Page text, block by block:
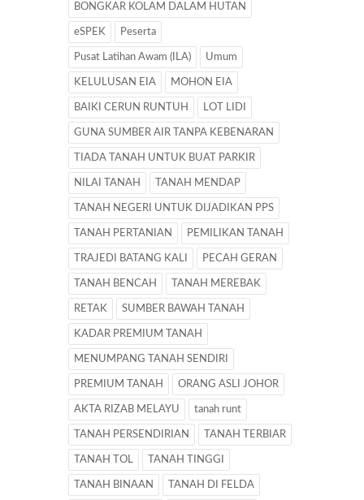
BONGKAR KOLAM DALAM HUTAN
eSPEK Peserta
Pusat Latihan Awam (ILA) Umum
KELULUSAN EIA MOHON EIA
BAIKI CERUN RUNTUH LOT LIDI
GUNA SUMBER AIR TANPA KEBENARAN
TIADA TANAH UNTUK BUAT PARKIR
NILAI TANAH TANAH MENDAP
TANAH NEGERI UNTUK DIJADIKAN PPS
TANAH PERTANIAN PEMILIKAN TANAH
TRAJEDI BATANG KALI PECAH GERAN
TANAH BENCAH TANAH MEREBAK
RETAK SUMBER BAWAH TANAH
KADAR PREMIUM TANAH
MENUMPANG TANAH SENDIRI
PREMIUM TANAH ORANG ASLI JOHOR
AKTA RIZAB MELAYU tanah runt
TANAH PERSENDIRIAN TANAH TERBIAR
TANAH TOL TANAH TINGGI
TANAH BINAAN TANAH DI FELDA